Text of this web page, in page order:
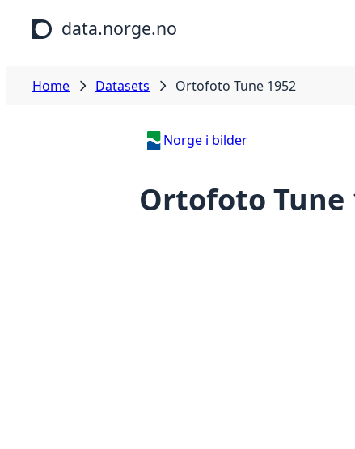
Skip to main content
data.norge.no
Home Datasets Ortofoto Tune 1952
Norge i bilder
Ortofoto Tune